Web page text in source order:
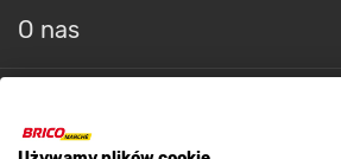
i sprawnie.
wynosi 14 m² / l. Dzięki temu w
oka pomalujesz pożądaną
Przekonaj się, że malowanie
O nas